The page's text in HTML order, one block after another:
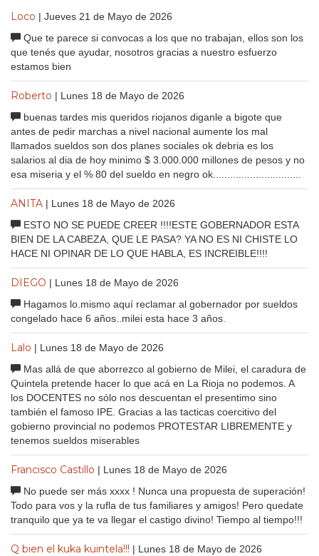
Loco | Jueves 21 de Mayo de 2026
Que te parece si convocas a los que no trabajan, ellos son los
que tenés que ayudar, nosotros gracias a nuestro esfuerzo
estamos bien
Roberto | Lunes 18 de Mayo de 2026
buenas tardes mis queridos riojanos diganle a bigote que
antes de pedir marchas a nivel nacional aumente los mal
llamados sueldos son dos planes sociales ok debria es los
salarios al dia de hoy minimo $ 3.000.000 millones de pesos y no
esa miseria y el % 80 del sueldo en negro ok...............................
ANITA | Lunes 18 de Mayo de 2026
ESTO NO SE PUEDE CREER !!!!ESTE GOBERNADOR ESTA
BIEN DE LA CABEZA, QUE LE PASA? YA NO ES NI CHISTE LO
HACE NI OPINAR DE LO QUE HABLA, ES INCREIBLE!!!!
DIEGO | Lunes 18 de Mayo de 2026
Hagamos lo.mismo aquí reclamar al gobernador por sueldos
congelado hace 6 años..milei esta hace 3 años.
Lalo | Lunes 18 de Mayo de 2026
Mas allá de que aborrezco al gobierno de Milei, el caradura de
Quintela pretende hacer lo que acá en La Rioja no podemos. A
los DOCENTES no sólo nos descuentan el presentimo sino
también el famoso IPE. Gracias a las tacticas coercitivo del
gobierno provincial no podemos PROTESTAR LIBREMENTE y
tenemos sueldos miserables
Francisco Castillo | Lunes 18 de Mayo de 2026
No puede ser más xxxx ! Nunca una propuesta de superación!
Todo para vos y la rufla de tus familiares y amigos! Pero quedate
tranquilo que ya te va llegar el castigo divino! Tiempo al tiempo!!!
Q bien el kuka kuintela!!! | Lunes 18 de Mayo de 2026